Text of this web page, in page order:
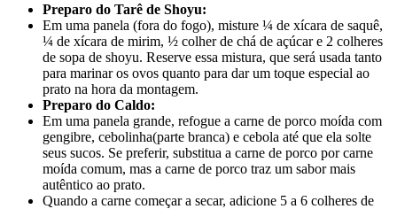
Preparo do Tarê de Shoyu:
Em uma panela (fora do fogo), misture ¼ de xícara de saquê,
¼ de xícara de mirim, ½ colher de chá de açúcar e 2 colheres
de sopa de shoyu. Reserve essa mistura, que será usada tanto
para marinar os ovos quanto para dar um toque especial ao
prato na hora da montagem.
Preparo do Caldo:
Em uma panela grande, refogue a carne de porco moída com
gengibre, cebolinha(parte branca) e cebola até que ela solte
seus sucos. Se preferir, substitua a carne de porco por carne
moída comum, mas a carne de porco traz um sabor mais
autêntico ao prato.
Quando a carne começar a secar, adicione 5 a 6 colheres de